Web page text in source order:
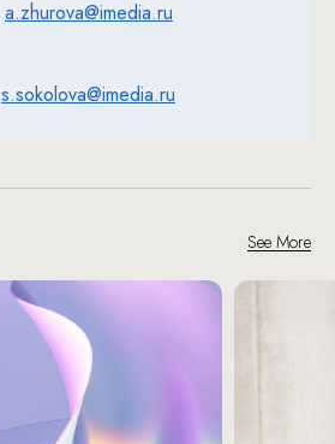
a.zhurova@imedia.ru
s.sokolova@imedia.ru
See More